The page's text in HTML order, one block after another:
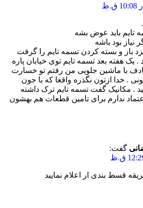
تایم باید عوض بشه
نیاز بود باشه
باز و بسته کردن تسمه تایم را گرفت
. یک هفته بعد تسمه تایم توی خیابان پاره
با ماشین جلویی من رفتم تو خسارت
. خدا ازتون نگذره واقعا که با جون
. مکانیک گفت تسمه تایم ترک داشته
ندارم برای تامین قطعات هم بهشون
گفت:
قسط بندی ار اعلام نمایید